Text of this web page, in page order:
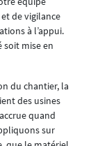
de vigilance
à l’appui.
mise en
du chantier, la
des usines
quand
sur